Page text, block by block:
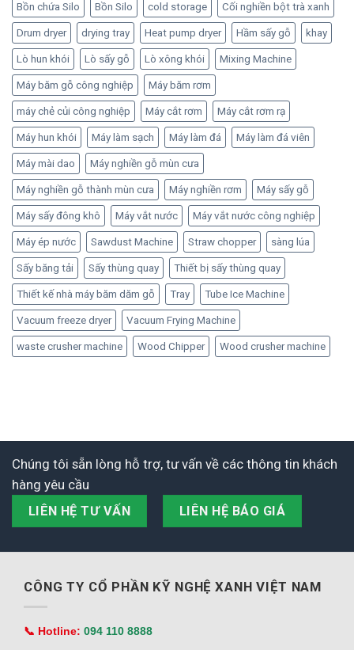
Bồn chứa Silo Bồn Silo cold storage Cối nghiền bột trà xanh
Drum dryer drying tray Heat pump dryer Hầm sấy gỗ khay
Lò hun khói Lò sấy gỗ Lò xông khói Mixing Machine
Máy băm gỗ công nghiệp Máy băm rơm
máy chẻ củi công nghiệp Máy cắt rơm Máy cắt rơm rạ
Máy hun khói Máy làm sạch Máy làm đá Máy làm đá viên
Máy mài dao Máy nghiền gỗ mùn cưa
Máy nghiền gỗ thành mùn cưa Máy nghiền rơm Máy sấy gỗ
Máy sấy đông khô Máy vắt nước Máy vắt nước công nghiệp
Máy ép nước Sawdust Machine Straw chopper sàng lúa
Sấy băng tải Sấy thùng quay Thiết bị sấy thùng quay
Thiết kế nhà máy băm dăm gỗ Tray Tube Ice Machine
Vacuum freeze dryer Vacuum Frying Machine
waste crusher machine Wood Chipper Wood crusher machine
Chúng tôi sẵn lòng hỗ trợ, tư vấn về các thông tin khách
hàng yêu cầu
LIÊN HỆ TƯ VẤN LIÊN HỆ BÁO GIÁ
CÔNG TY CỔ PHẦN KỸ NGHỆ XANH VIỆT NAM
📞 Hotline: 094 110 8888